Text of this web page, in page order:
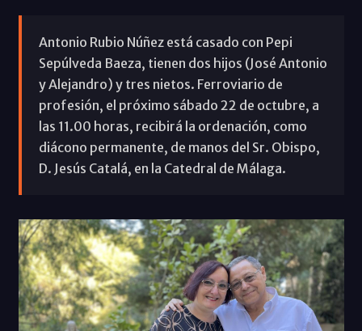
Antonio Rubio Núñez está casado con Pepi
Sepúlveda Baeza, tienen dos hijos (José Antonio
y Alejandro) y tres nietos. Ferroviario de
profesión, el próximo sábado 22 de octubre, a
las 11.00 horas, recibirá la ordenación, como
diácono permanente, de manos del Sr. Obispo,
D. Jesús Catalá, en la Catedral de Málaga.